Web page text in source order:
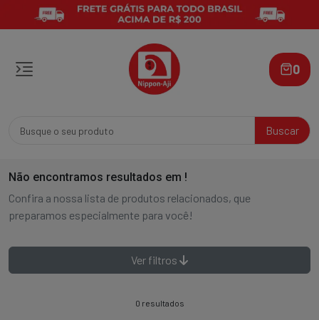
Buscar
0
Não encontramos resultados em !
Confira a nossa lista de produtos relacionados, que
preparamos especialmente para você!
Ver filtros
0 resultados